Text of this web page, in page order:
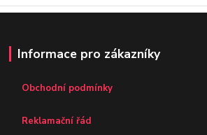
Informace pro zákazníky
Obchodní podmínky
Reklamační řád